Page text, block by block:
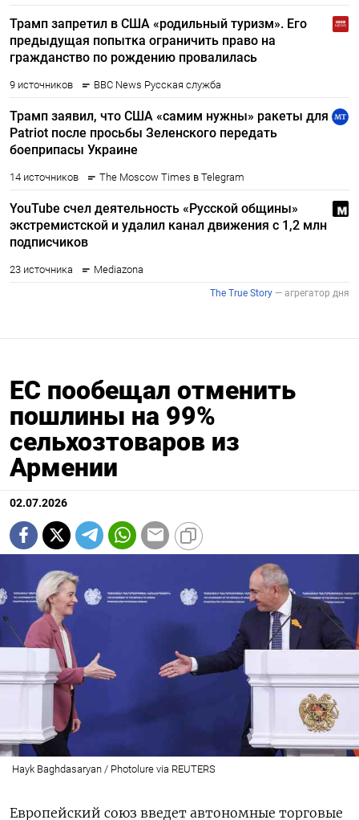
ЕС пообещал отменить
пошлины на 99%
сельхозтоваров из
Армении
02.07.2026
Hayk Baghdasaryan / Photolure via REUTERS
Европейский союз введет автономные торговые